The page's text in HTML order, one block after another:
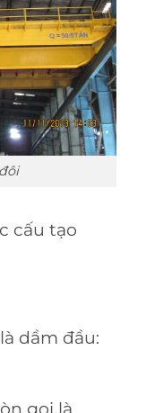
cấu tạo
dầm đầu:
gọi là